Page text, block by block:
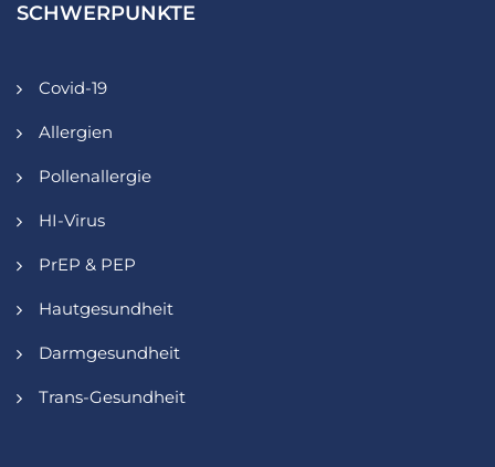
SCHWERPUNKTE
Covid-19
Allergien
Pollenallergie
HI-Virus
PrEP & PEP
Hautgesundheit
Darmgesundheit
Trans-Gesundheit